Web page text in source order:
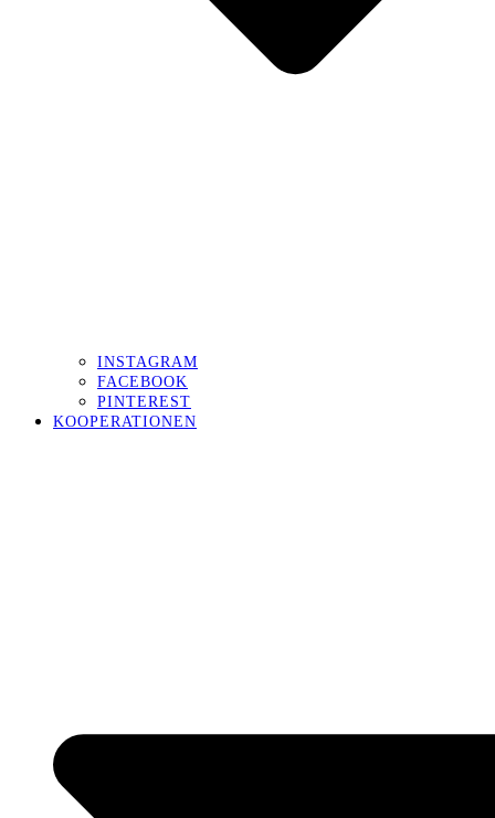
INSTAGRAM
FACEBOOK
PINTEREST
KOOPERATIONEN